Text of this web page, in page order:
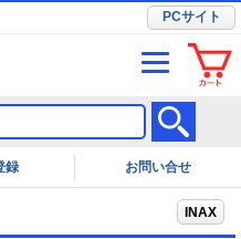
PCサイト
お問い合せ
INAX